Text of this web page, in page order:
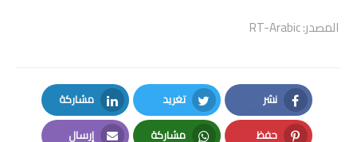
المصدر: RT-Arabic
نشر
Facebook
تغريد
Twitter
مشاركة
LinkedIn
حفظ مشاركة إرسال